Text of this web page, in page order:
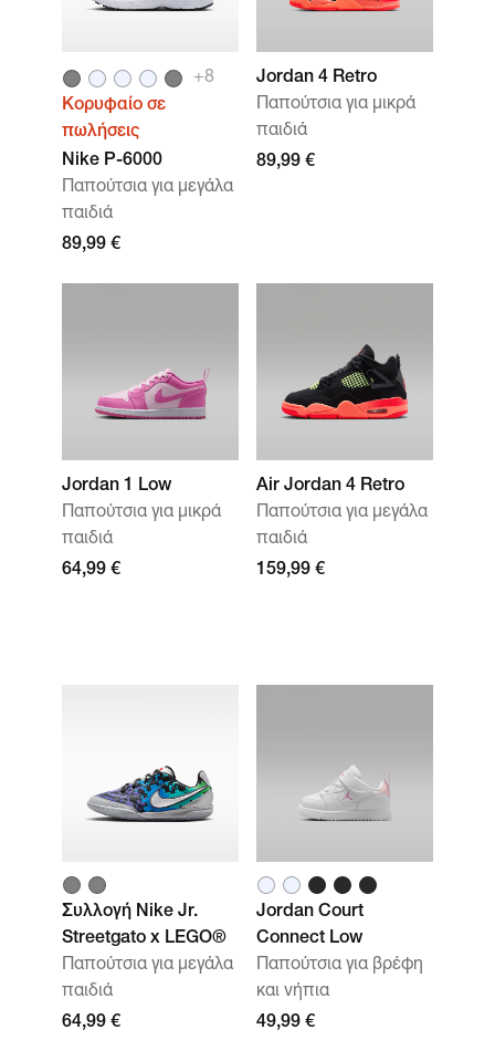
+8
Κορυφαίο σε
πωλήσεις
Nike P-6000
Παπούτσια για μεγάλα
παιδιά
89,99 €
Jordan 4 Retro
Παπούτσια για μικρά
παιδιά
89,99 €
Jordan 1 Low
Παπούτσια για μικρά
παιδιά
64,99 €
Air Jordan 4 Retro
Παπούτσια για μεγάλα
παιδιά
159,99 €
Συλλογή Nike Jr.
Streetgato x LEGO®
Παπούτσια για μεγάλα
παιδιά
64,99 €
Jordan Court
Connect Low
Παπούτσια για βρέφη
και νήπια
49,99 €